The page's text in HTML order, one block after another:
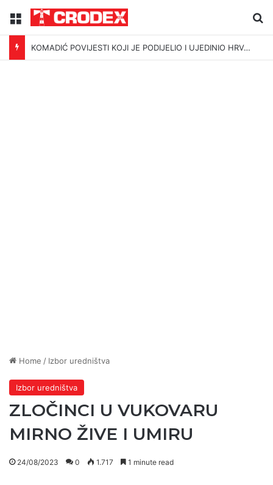
Menu
KOMADIĆ POVIJESTI KOJI JE PODIJELIO I UJEDINIO HRVATSKU
Home / Izbor uredništva
Izbor uredništva
ZLOČINCI U VUKOVARU
MIRNO ŽIVE I UMIRU
24/08/2023 0 1.717 1 minute read